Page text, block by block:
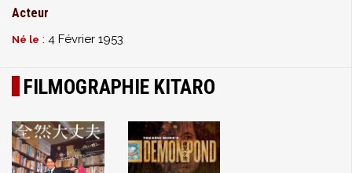
Acteur
Né le : 4 Février 1953
FILMOGRAPHIE KITARO